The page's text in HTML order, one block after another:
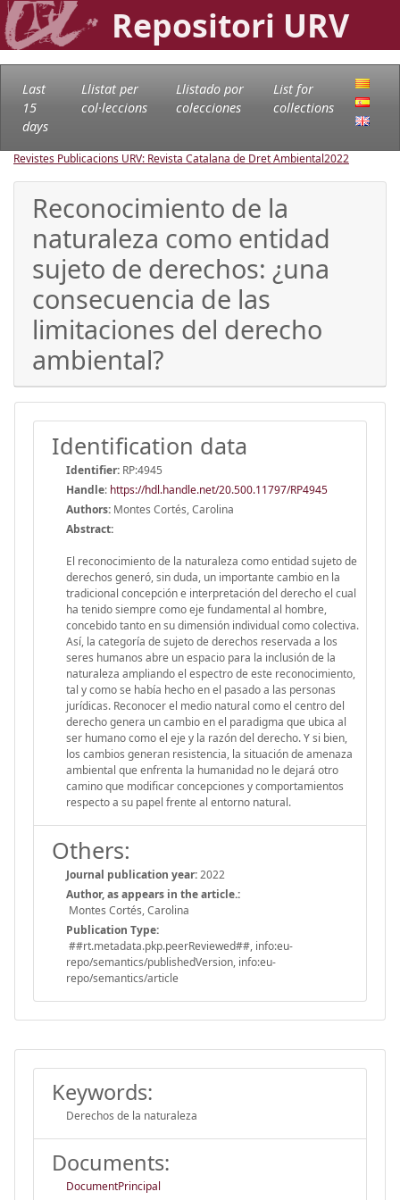
Repositori URV
Last
15
days
Llistat per
col·leccions
Llistado por
colecciones
List for
collections
Revistes Publicacions URV: Revista Catalana de Dret Ambiental2022
Reconocimiento de la
naturaleza como entidad
sujeto de derechos: ¿una
consecuencia de las
limitaciones del derecho
ambiental?
Identification data
Identifier: RP:4945
Handle: https://hdl.handle.net/20.500.11797/RP4945
Authors: Montes Cortés, Carolina
Abstract:
El reconocimiento de la naturaleza como entidad sujeto de
derechos generó, sin duda, un importante cambio en la
tradicional concepción e interpretación del derecho el cual
ha tenido siempre como eje fundamental al hombre,
concebido tanto en su dimensión individual como colectiva.
Así, la categoría de sujeto de derechos reservada a los
seres humanos abre un espacio para la inclusión de la
naturaleza ampliando el espectro de este reconocimiento,
tal y como se había hecho en el pasado a las personas
jurídicas. Reconocer el medio natural como el centro del
derecho genera un cambio en el paradigma que ubica al
ser humano como el eje y la razón del derecho. Y si bien,
los cambios generan resistencia, la situación de amenaza
ambiental que enfrenta la humanidad no le dejará otro
camino que modificar concepciones y comportamientos
respecto a su papel frente al entorno natural.
Others:
Journal publication year:2022
Author, as appears in the article.:
Montes Cortés, Carolina
Publication Type:
##rt.metadata.pkp.peerReviewed##, info:eu-
repo/semantics/publishedVersion, info:eu-
repo/semantics/article
Keywords:
Derechos de la naturaleza
Documents:
DocumentPrincipal